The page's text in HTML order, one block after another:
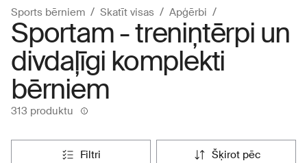
Sports bērniem Skatīt visas Apģērbi
Sportam - treniņtērpi un
divdaļīgi komplekti
bērniem
313 produktu
filtri šķirot pēc